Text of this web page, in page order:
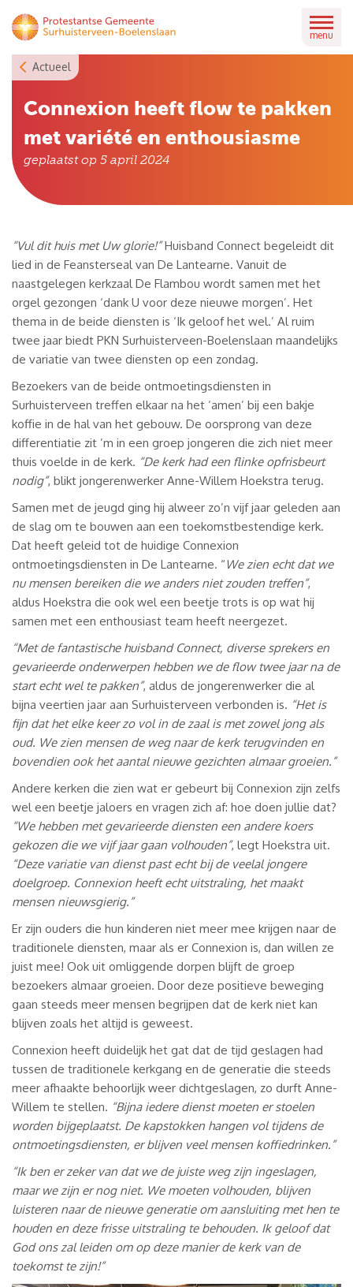
Skip
to
menu
Actueel
Connexion heeft flow te pakken
met variété en enthousiasme
geplaatst op 5 april 2024
“Vul dit huis met Uw glorie!”Huisband Connect begeleidt dit
lied in de Feansterseal van De Lantearne. Vanuit de
naastgelegen kerkzaal De Flambou wordt samen met het
orgel gezongen ‘dank U voor deze nieuwe morgen’. Het
thema in de beide diensten is ‘Ik geloof het wel.’ Al ruim
twee jaar biedt PKN Surhuisterveen-Boelenslaan maandelijks
de variatie van twee diensten op een zondag.
Bezoekers van de beide ontmoetingsdiensten in
Surhuisterveen treffen elkaar na het ‘amen’ bij een bakje
koffie in de hal van het gebouw. De oorsprong van deze
differentiatie zit ’m in een groep jongeren die zich niet meer
thuis voelde in de kerk. “De kerk had een flinke opfrisbeurt
nodig”, blikt jongerenwerker Anne-Willem Hoekstra terug.
Samen met de jeugd ging hij alweer zo’n vijf jaar geleden aan
de slag om te bouwen aan een toekomstbestendige kerk.
Dat heeft geleid tot de huidige Connexion
ontmoetingsdiensten in De Lantearne. “We zien echt dat we
nu mensen bereiken die we anders niet zouden treffen”,
aldus Hoekstra die ook wel een beetje trots is op wat hij
samen met een enthousiast team heeft neergezet.
“Met de fantastische huisband Connect, diverse sprekers en
gevarieerde onderwerpen hebben we de flow twee jaar na de
start echt wel te pakken”, aldus de jongerenwerker die al
bijna veertien jaar aan Surhuisterveen verbonden is. “Het is
fijn dat het elke keer zo vol in de zaal is met zowel jong als
oud. We zien mensen de weg naar de kerk terugvinden en
bovendien ook het aantal nieuwe gezichten almaar groeien.”
Andere kerken die zien wat er gebeurt bij Connexion zijn zelfs
wel een beetje jaloers en vragen zich af: hoe doen jullie dat?
“We hebben met gevarieerde diensten een andere koers
gekozen die we vijf jaar gaan volhouden”, legt Hoekstra uit.
“Deze variatie van dienst past echt bij de veelal jongere
doelgroep. Connexion heeft echt uitstraling, het maakt
mensen nieuwsgierig.”
Er zijn ouders die hun kinderen niet meer mee krijgen naar de
traditionele diensten, maar als er Connexion is, dan willen ze
juist mee! Ook uit omliggende dorpen blijft de groep
bezoekers almaar groeien. Door deze positieve beweging
gaan steeds meer mensen begrijpen dat de kerk niet kan
blijven zoals het altijd is geweest.
Connexion heeft duidelijk het gat dat de tijd geslagen had
tussen de traditionele kerkgang en de generatie die steeds
meer afhaakte behoorlijk weer dichtgeslagen, zo durft Anne-
Willem te stellen. “Bijna iedere dienst moeten er stoelen
worden bijgeplaatst. De kapstokken hangen vol tijdens de
ontmoetingsdiensten, er blijven veel mensen koffiedrinken.”
“Ik ben er zeker van dat we de juiste weg zijn ingeslagen,
maar we zijn er nog niet. We moeten volhouden, blijven
luisteren naar de nieuwe generatie om aansluiting met hen te
houden en deze frisse uitstraling te behouden. Ik geloof dat
God ons zal leiden om op deze manier de kerk van de
toekomst te zijn!”